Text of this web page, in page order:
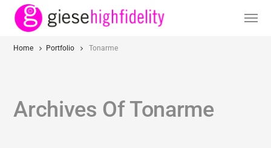
Home Portfolio Tonarme
Archives Of Tonarme